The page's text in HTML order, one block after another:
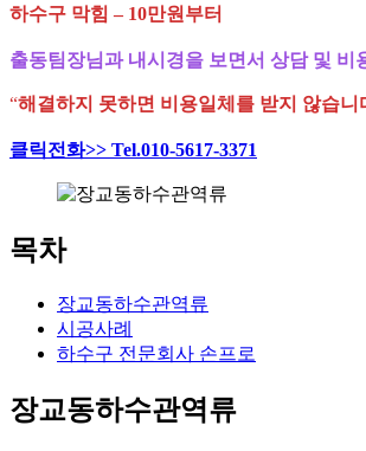
하수구 막힘 – 10만원부터
출동팀장님과 내시경을 보면서 상담 및 비
“해결하지 못하면 비용일체를 받지 않습니
클릭전화>> Tel.010-5617-3371
목차
장교동하수관역류
시공사례
하수구 전문회사 손프로
장교동하수관역류